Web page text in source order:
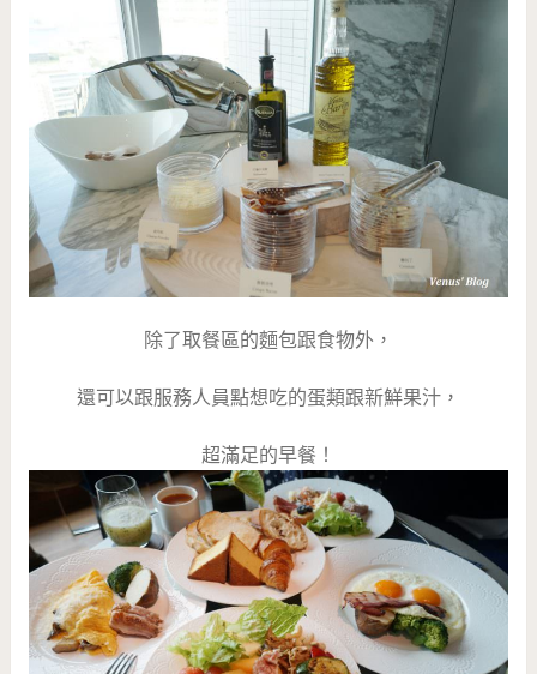
除了取餐區的麵包跟食物外，
還可以跟服務人員點想吃的蛋類跟新鮮果汁，
超滿足的早餐！